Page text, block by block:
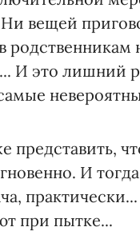
Ни вещей
родственникам
И это лишний
И
практически...
при пытке...